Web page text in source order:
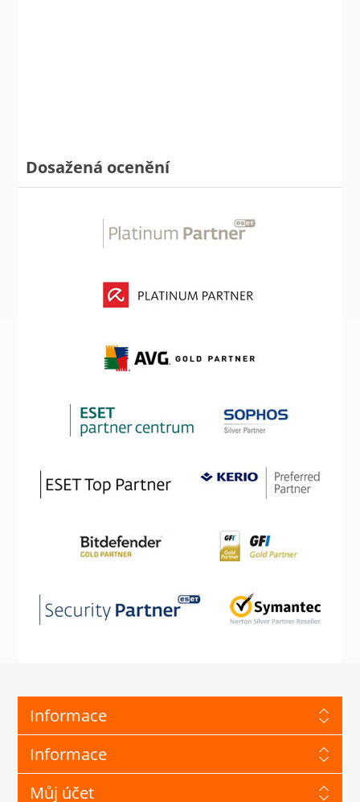
Dosažená ocenění
Informace
Informace
Můj účet